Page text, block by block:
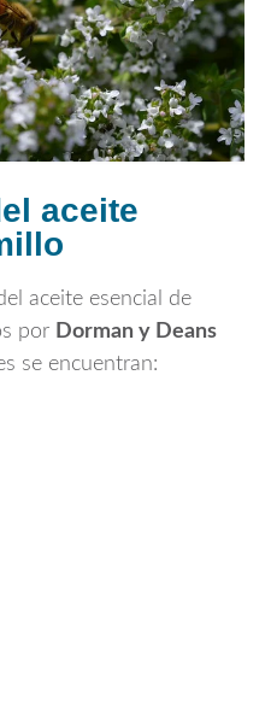
aceite
aceite esencial de
por Dorman y Deans
se encuentran: